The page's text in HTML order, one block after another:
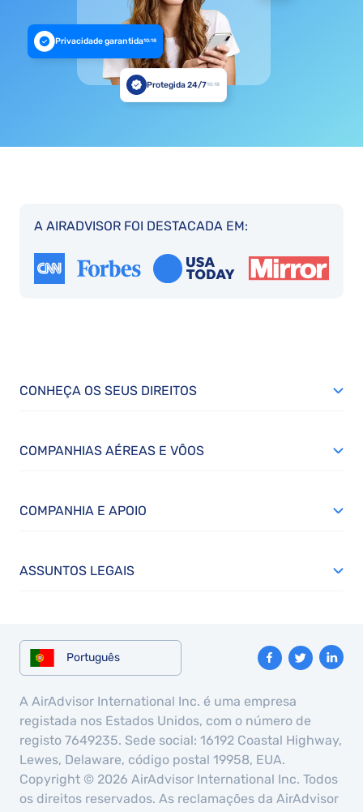
Privacidade garantida10:18
Protegida 24/710:18
A AIRADVISOR FOI DESTACADA EM:
CONHEÇA OS SEUS DIREITOS
COMPANHIAS AÉREAS E VÔOS
COMPANHIA E APOIO
ASSUNTOS LEGAIS
Português
A AirAdvisor International Inc. é uma empresa
registada nos Estados Unidos, com o número de
registo 7649235. Sede social: 16192 Coastal Highway,
Lewes, Delaware, código postal 19958, EUA.
Copyright © 2026 AirAdvisor International Inc. Todos
os direitos reservados. As reclamações da AirAdvisor